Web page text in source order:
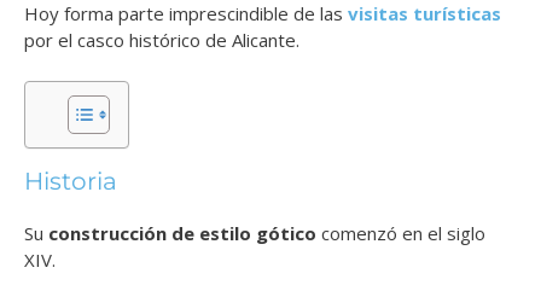
Hoy forma parte imprescindible de las visitas turísticas
por el casco histórico de Alicante.
Historia
Su construcción de estilo gótico comenzó en el siglo
XIV.